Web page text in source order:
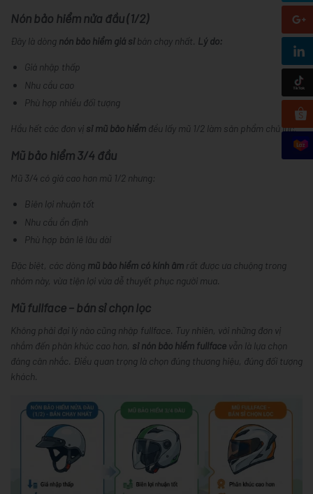
Nón bảo hiểm nửa đầu (1/2)
Đây là dòng nón bảo hiểm giá sỉbán chạy nhất. Lý do:
Giá nhập thấp
Nhu cầu cao
Phù hợp nhiều đối tượng
Hầu hết các đơn vị sỉ mũ bảo hiểm đều lấy mũ 1/2 làm sản phẩm chủ lực.
Mũ bảo hiểm 3/4 đầu
Mũ 3/4 có giá cao hơn mũ 1/2 nhưng:
Biên lợi nhuận tốt
Nhu cầu ổn định
Phù hợp bán lẻ lâu dài
Đặc biệt, các dòng mũ bảo hiểm có kính âm rất được ưa chuộng trong
nhóm này, vừa tiện lợi vừa dễ thuyết phục người mua.
Mũ fullface – bán sỉ chọn lọc
Không phải đại lý nào cũng nhập fullface. Tuy nhiên, với những đơn vị
nhắm đến phân khúc cao hơn, sỉ nón bảo hiểm fullface vẫn là lựa chọn
đáng cân nhắc. Điều quan trọng là chọn đúng thương hiệu, đúng đối tượng
khách.